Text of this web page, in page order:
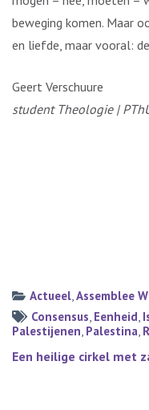
beweging komen. Maar
en liefde, maar vooral:
Geert Verschuure
student Theologie |
Actueel,Assemblee
Consensus, Eenheid,
Palestijenen, Palestina,
Bericht
Een heilige cirkel met